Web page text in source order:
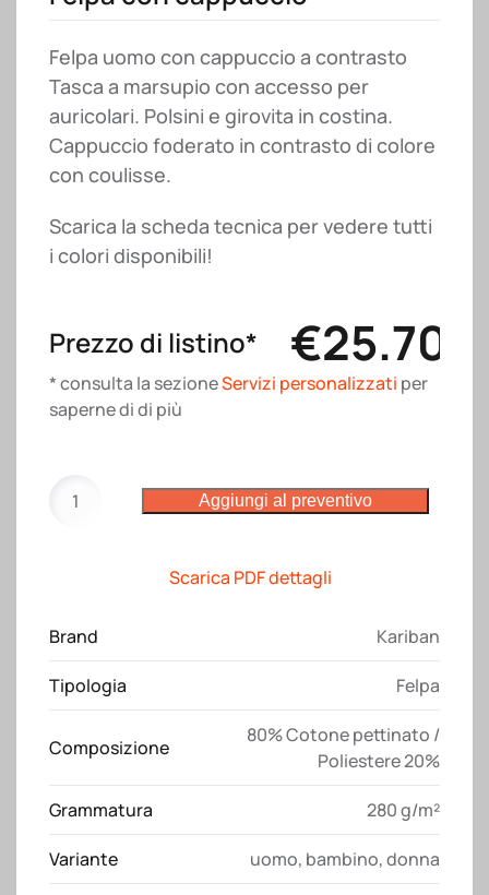
Felpa uomo con cappuccio a contrasto
Tasca a marsupio con accesso per
auricolari. Polsini e girovita in costina.
Cappuccio foderato in contrasto di colore
con coulisse.
Scarica la scheda tecnica per vedere tutti
i colori disponibili!
Prezzo di listino* €25.70
* consulta la sezioneServizi personalizzati per
saperne di di più
K446
Aggiungi al preventivo
Scarica PDF dettagli
Brand Kariban
Tipologia Felpa
Composizione
80% Cotone pettinato /
Poliestere 20%
Grammatura 280 g/m²
Variante uomo, bambino,donna